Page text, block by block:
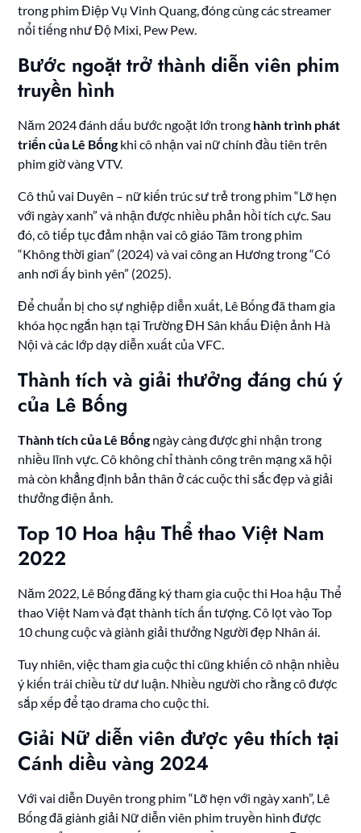
trong phim Điệp Vụ Vinh Quang, đóng cùng các streamer
nổi tiếng như Độ Mixi, Pew Pew.
Bước ngoặt trở thành diễn viên phim
truyền hình
Năm 2024 đánh dấu bước ngoặt lớn trong hành trình phát
triển của Lê Bống khi cô nhận vai nữ chính đầu tiên trên
phim giờ vàng VTV.
Cô thủ vai Duyên – nữ kiến trúc sư trẻ trong phim “Lỡ hẹn
với ngày xanh” và nhận được nhiều phản hồi tích cực. Sau
đó, cô tiếp tục đảm nhận vai cô giáo Tâm trong phim
“Không thời gian” (2024) và vai công an Hương trong “Có
anh nơi ấy bình yên” (2025).
Để chuẩn bị cho sự nghiệp diễn xuất, Lê Bống đã tham gia
khóa học ngắn hạn tại Trường ĐH Sân khấu Điện ảnh Hà
Nội và các lớp dạy diễn xuất của VFC.
Thành tích và giải thưởng đáng chú ý
của Lê Bống
Thành tích của Lê Bống ngày càng được ghi nhận trong
nhiều lĩnh vực. Cô không chỉ thành công trên mạng xã hội
mà còn khẳng định bản thân ở các cuộc thi sắc đẹp và giải
thưởng điện ảnh.
Top 10 Hoa hậu Thể thao Việt Nam
2022
Năm 2022, Lê Bống đăng ký tham gia cuộc thi Hoa hậu Thể
thao Việt Nam và đạt thành tích ấn tượng. Cô lọt vào Top
10 chung cuộc và giành giải thưởng Người đẹp Nhân ái.
Tuy nhiên, việc tham gia cuộc thi cũng khiến cô nhận nhiều
ý kiến trái chiều từ dư luận. Nhiều người cho rằng cô được
sắp xếp để tạo drama cho cuộc thi.
Giải Nữ diễn viên được yêu thích tại
Cánh diều vàng 2024
Với vai diễn Duyên trong phim “Lỡ hẹn với ngày xanh”, Lê
Bống đã giành giải Nữ diễn viên phim truyền hình được